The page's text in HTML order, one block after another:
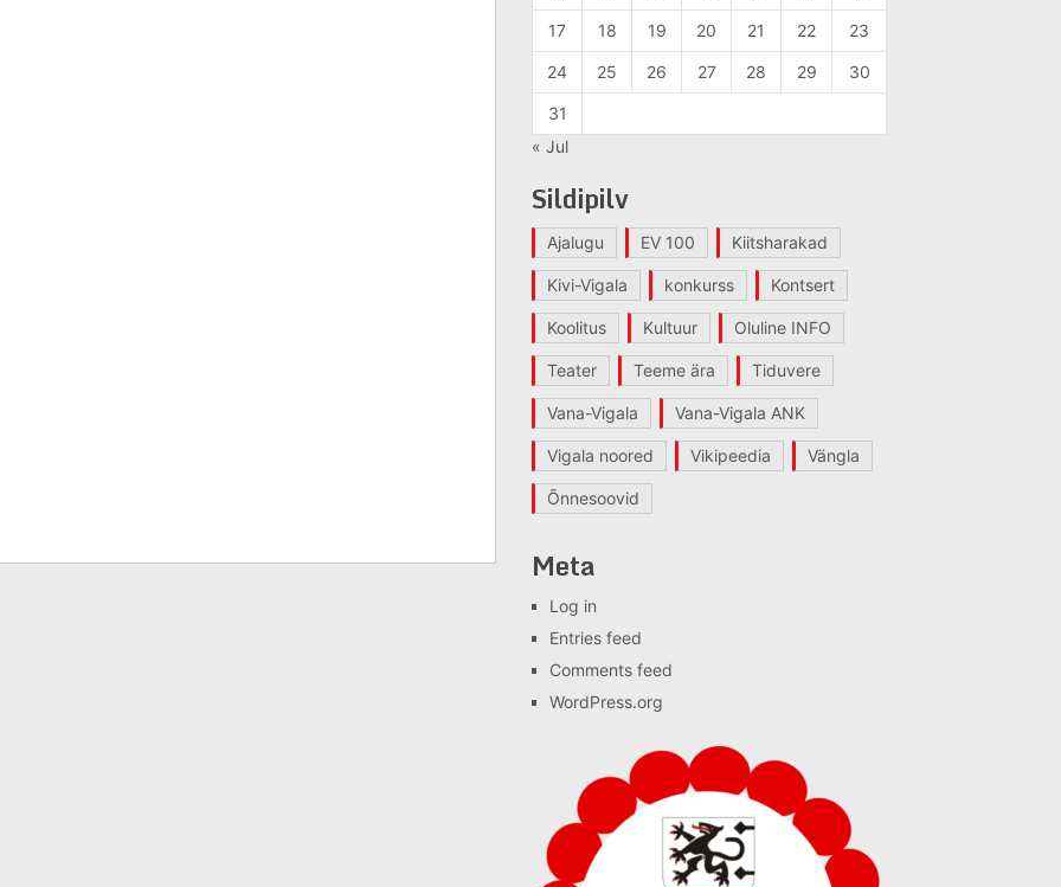
17 18 19 20 21 22 23
24 25 26 27 28 29 30
31
« Jul
Sildipilv
Ajalugu EV 100 Kiitsharakad
Kivi-Vigala konkurss Kontsert
Koolitus Kultuur Oluline INFO
Teater Teeme ära Tiduvere
Vana-Vigala Vana-Vigala ANK
Vigala noored Vikipeedia Vängla
Õnnesoovid
Meta
Log in
Entries feed
Comments feed
WordPress.org